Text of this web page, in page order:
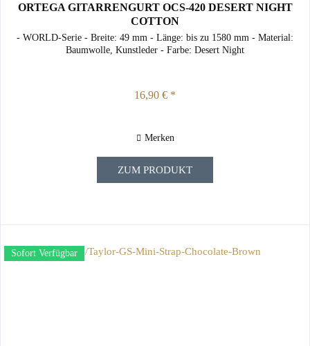
ORTEGA GITARRENGURT OCS-420 DESERT NIGHT
COTTON
- WORLD-Serie - Breite: 49 mm - Länge: bis zu 1580 mm - Material:
Baumwolle, Kunstleder - Farbe: Desert Night
16,90 € *
Merken
ZUM PRODUKT
Sofort Verfügbar